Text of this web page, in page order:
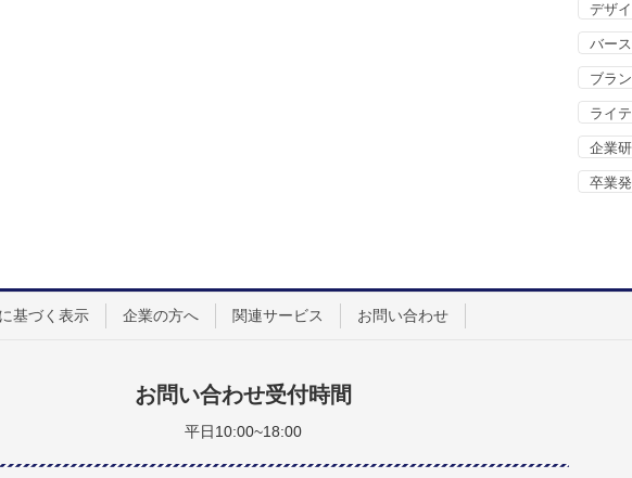
デザ
バー
ブラ
ライ
企業
卒業
基づく表示 企業の方へ 関連サービス お問い合わせ
お問い合わせ受付時間
平日10:00~18:00